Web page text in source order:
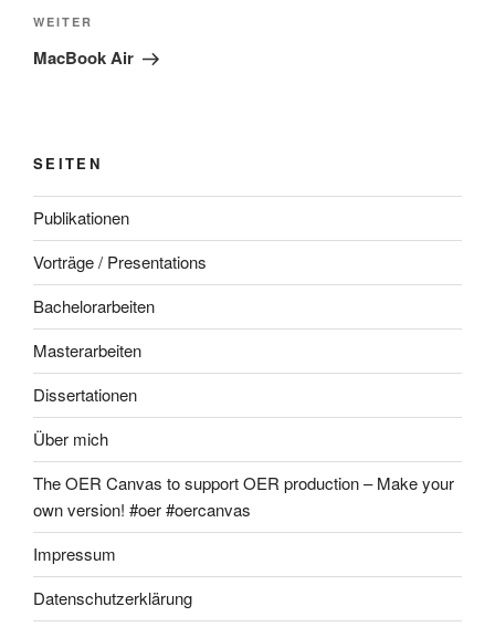
Nächster
Beitrag
WEITER
MacBook Air
SEITEN
Publikationen
Vorträge / Presentations
Bachelorarbeiten
Masterarbeiten
Dissertationen
Über mich
The OER Canvas to support OER production – Make your
own version! #oer #oercanvas
Impressum
Datenschutzerklärung